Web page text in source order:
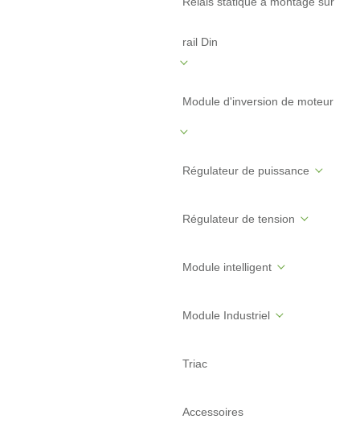
rail Din
Module d'inversion de moteur
Régulateur de puissance
Régulateur de tension
Module intelligent
Module Industriel
Triac
Accessoires